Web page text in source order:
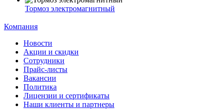
Тормоз электромагнитный
Компания
Новости
Акции и скидки
Сотрудники
Прайс-листы
Вакансии
Политика
Лицензии и сертификаты
Наши клиенты и партнеры